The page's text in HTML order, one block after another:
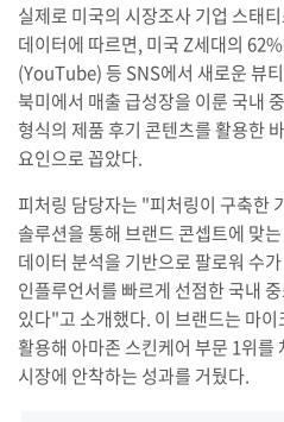
실제로 미국의 시장조사 기업 스태
데이터에 따르면, 미국 Z세대의
(YouTube) 등 SNS에서 새로운 뷰
북미에서 매출 급성장을 이룬 국내
형식의 제품 후기 콘텐츠를 활용한
요인으로 꼽았다.
피처링 담당자는 "피처링이 구축한
솔루션을 통해 브랜드 콘셉트에 맞
데이터 분석을 기반으로 팔로워 수
인플루언서를 빠르게 선점한 국내
있다"고 소개했다. 이 브랜드는 마
활용해 아마존 스킨케어 부문 1위를
시장에 안착하는 성과를 거뒀다.